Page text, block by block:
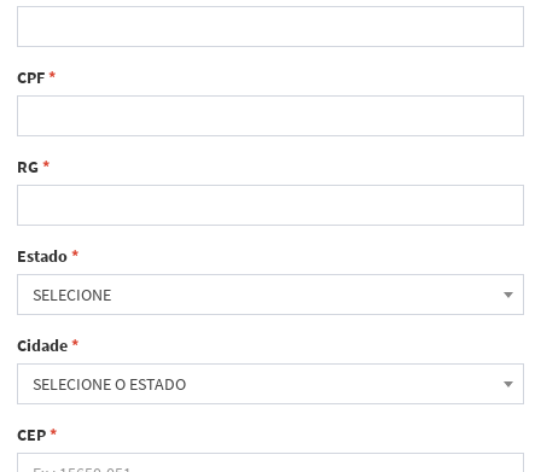
CPF*
RG*
Estado*
SELECIONE
Cidade*
SELECIONE O ESTADO
CEP*